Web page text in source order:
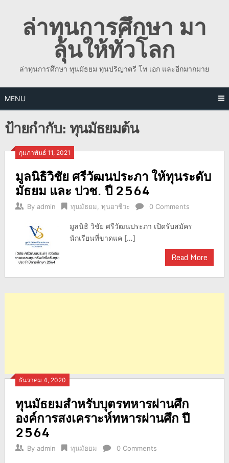
contentล่าทุนการศึกษา มา
ลุ้นให้ทั่วโลก
ล่าทุนการศึกษา ทุนมัธยม ทุนปริญาตรี โท เอก และอีกมากมาย
MENU
ป้ายกำกับ:ทุนมัธยมต้น
กุมภาพันธ์ 11, 2021
มูลนิธิวิชัย ศรีวัฒนประภา ให้ทุนระดับ
มัธยม และ ปวช. ปี 2564
By admin ทุนมัธยม ทุนอาชีวะ 0 Comments
มูลนิธิ วิชัย ศรีวัฒนประภา เปิดรับสมัคร
นักเรียนที่ขาดแค […]
Read More
ธันวาคม 4, 2020
ทุนมัธยมสำหรับบุตรทหารผ่านศึก
องค์การสงเคราะห์ทหารผ่านศึก ปี
2564
By admin ทุนมัธยม 0 Comments